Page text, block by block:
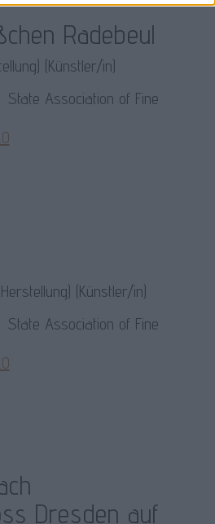
Radebeul
(Künstler/in)
State Association of Fine
(Künstler/in)
State Association of Fine
Dresden auf